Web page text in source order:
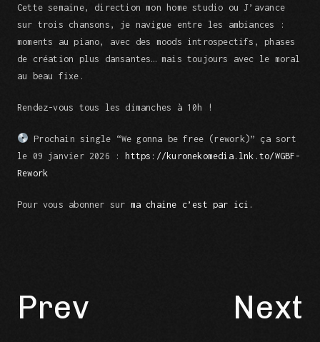
Cette semaine, direction mon home studio ou J’avance
sur trois chansons, je navigue entre les ambiances :
moments au piano, avec des moods introspectifs, phases
de création plus dansantes… mais toujours avec le moral
au beau fixe.
Rendez-vous tous les dimanches à 10h !
Prochain single “We gonna be free (rework)” ça sort
le 09 janvier 2026 :
https://kuronekomedia.lnk.to/WGBF-
Rework
Pour vous abonner sur ma chaine c’est par ici.
Prev Next